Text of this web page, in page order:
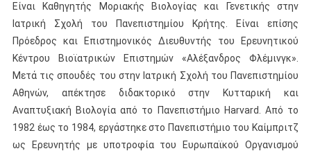
Είναι Καθηγητής Μοριακής Βιολογίας και Γενετικής στην
Ιατρική Σχολή του Πανεπιστημίου Κρήτης. Είναι επίσης
Πρόεδρος και Επιστημονικός Διευθυντής του Ερευνητικού
Κέντρου Βιοϊατρικών Επιστημών «Αλέξανδρος Φλέμινγκ».
Μετά τις σπουδές του στην Ιατρική Σχολή του Πανεπιστημίου
Αθηνών, απέκτησε διδακτορικό στην Κυτταρική και
Αναπτυξιακή Βιολογία από το Πανεπιστήμιο Harvard. Από το
1982 έως το 1984, εργάστηκε στο Πανεπιστήμιο του Καίμπριτζ
ως Ερευνητής με υποτροφία του Ευρωπαϊκού Οργανισμού